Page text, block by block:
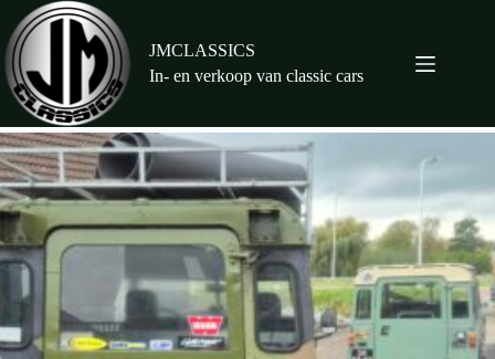
naar
de
inhoud
JMCLASSICS
In- en verkoop van classic cars